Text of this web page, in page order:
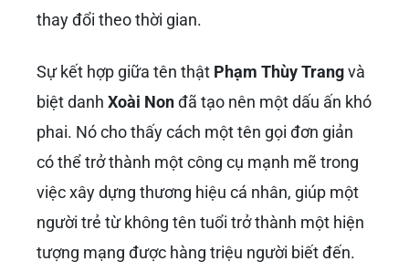
thay đổi theo thời gian.
Sự kết hợp giữa tên thật Phạm Thùy Trangvà
biệt danh Xoài Nonđã tạo nên một dấu ấn khó
phai. Nó cho thấy cách một tên gọi đơn giản
có thể trở thành một công cụ mạnh mẽ trong
việc xây dựng thương hiệu cá nhân, giúp một
người trẻ từ không tên tuổi trở thành một hiện
tượng mạng được hàng triệu người biết đến.